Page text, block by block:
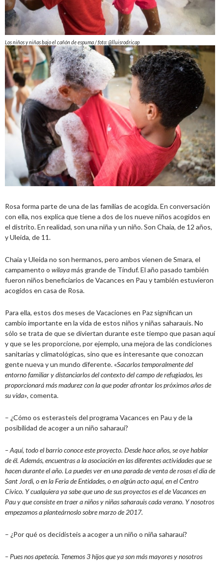
Los niños y niñas bajo el cañón de espuma / foto: @lluisrodricap
Rosa forma parte de una de las familias de acogida. En conversación
con ella, nos explica que tiene a dos de los nueve niños acogidos en
el distrito. En realidad, son una niña y un niño. Son Chaia, de 12 años,
y Uleida, de 11.
Chaia y Uleida no son hermanos, pero ambos vienen de Smara, el
campamento o wilayamás grande de Tinduf. El año pasado también
fueron niños beneficiarios de Vacances en Pau y también estuvieron
acogidos en casa de Rosa.
Para ella, estos dos meses de Vacaciones en Paz significan un
cambio importante en la vida de estos niños y niñas saharauis. No
sólo se trata de que se diviertan durante este tiempo que pasan aquí
y que se les proporcione, por ejemplo, una mejora de las condiciones
sanitarias y climatológicas, sino que es interesante que conozcan
gente nueva y un mundo diferente. «Sacarlos temporalmente del
entorno familiar y distanciarlos del contexto del campo de refugiados, les
proporcionará más madurez con la que poder afrontar los próximos años de
su vida», comenta.
– ¿Cómo os esterasteis del programa Vacances en Pau y de la
posibilidad de acoger a un niño saharaui?
– Aquí, todo el barrio conoce este proyecto. Desde hace años, se oye hablar
de él. Además, encuentras a la asociación en las diferentes actividades que se
hacen durante el año. La puedes ver en una parada de venta de rosas el día de
Sant Jordi, o en la Feria de Entidades, o en algún acto aquí, en el Centro
Cívico. Y cualquiera ya sabe que uno de sus proyectos es el de Vacances en
Pau y que consiste en traer a niños y niñas saharauis cada verano. Y nosotros
empezamos a planteárnoslo sobre marzo de 2017.
– ¿Por qué os decidisteis a acoger a un niño o niña saharaui?
– Pues nos apetecía. Tenemos 3 hijos que ya son más mayores y nosotros